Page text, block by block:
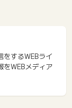
をするWEBライ
をWEBメディア